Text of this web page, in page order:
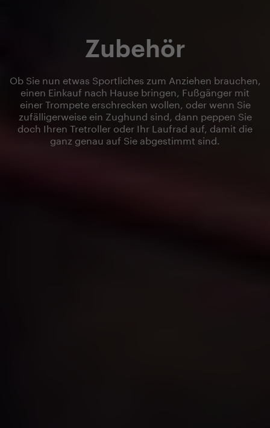
Zubehör
Ob Sie nun etwas Sportliches zum Anziehen brauchen,
einen Einkauf nach Hause bringen, Fußgänger mit
einer Trompete erschrecken wollen, oder wenn Sie
zufälligerweise ein Zughund sind, dann peppen Sie
doch Ihren Tretroller oder Ihr Laufrad auf, damit die
ganz genau auf Sie abgestimmt sind.